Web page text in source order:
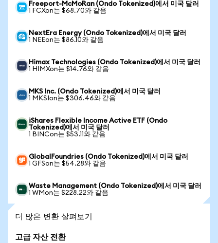
Freeport-McMoRan (Ondo Tokenized)에서 미국 달러
1 FCXon는 $68.70와 같음
NextEra Energy (Ondo Tokenized)에서 미국 달러
1 NEEon는 $86.10와 같음
Himax Technologies (Ondo Tokenized)에서 미국 달러
1 HIMXon는 $14.76와 같음
MKS Inc. (Ondo Tokenized)에서 미국 달러
1 MKSIon는 $306.46와 같음
iShares Flexible Income Active ETF (Ondo
Tokenized)에서 미국 달러
1 BINCon는 $53.11와 같음
GlobalFoundries (Ondo Tokenized)에서 미국 달러
1 GFSon는 $54.28와 같음
Waste Management (Ondo Tokenized)에서 미국 달러
1 WMon는 $228.22와 같음
더 많은 변환 살펴보기
고급 자산 전환